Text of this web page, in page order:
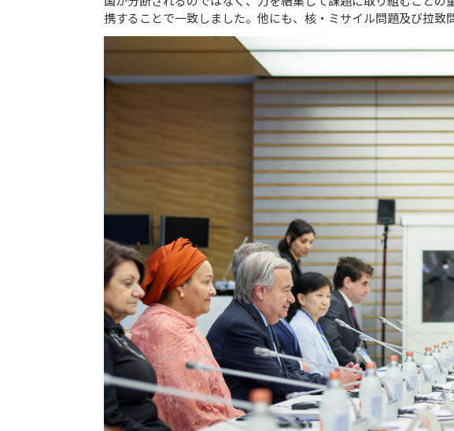
携することで一致しました。他にも、核・ミサイル問題及び拉